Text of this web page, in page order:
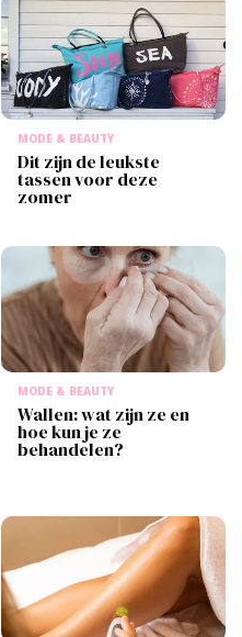
MODE & BEAUTY
Dit zijn de leukste
tassen voor deze
zomer
MODE & BEAUTY
Wallen: wat zijn ze en
hoe kun je ze
behandelen?